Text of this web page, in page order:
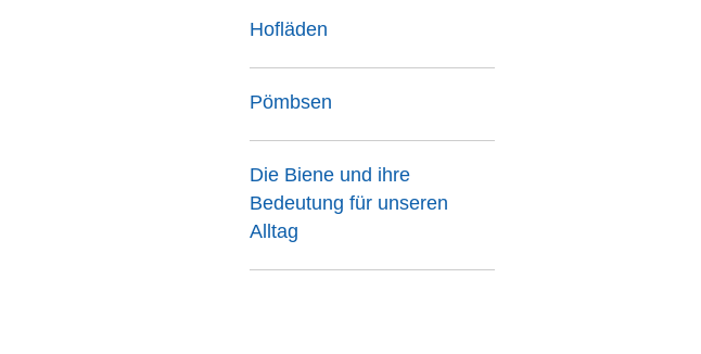
Hofläden
Pömbsen
Die Biene und ihre
Bedeutung für unseren
Alltag